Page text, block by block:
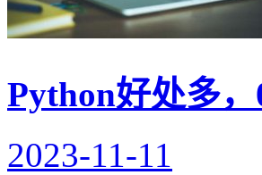
Python好处多
2023-11-11